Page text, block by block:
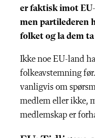
er faktisk imot
men partilederen
folket og la dem
Ikke noe EU-land
folkeavstemning
vanligvis om
medlem eller ikke,
medlemskap er